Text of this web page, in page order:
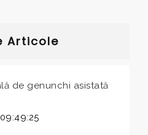
Articole
de genunchi asistată